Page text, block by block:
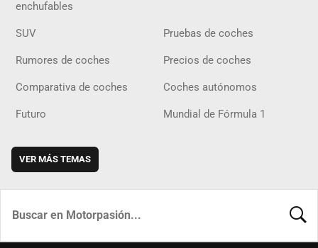
enchufables
SUV Pruebas de coches
Rumores de coches Precios de coches
Comparativa de coches Coches autónomos
Futuro Mundial de Fórmula 1
VER MÁS TEMAS